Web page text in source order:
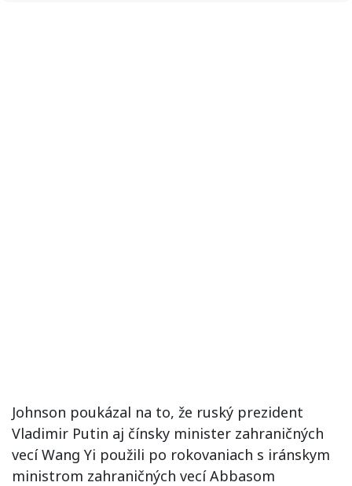
Johnson poukázal na to, že ruský prezident
Vladimir Putin aj čínsky minister zahraničných
vecí Wang Yi použili po rokovaniach s iránskym
ministrom zahraničných vecí Abbasom